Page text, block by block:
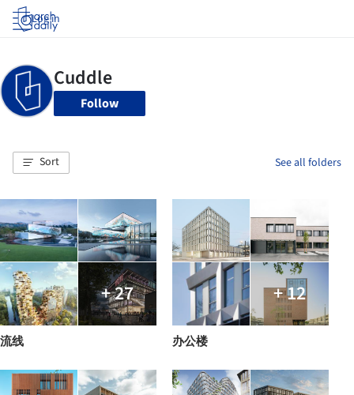
Log in
Follow
Sort See all folders
+ 27
流线
+ 12
办公楼